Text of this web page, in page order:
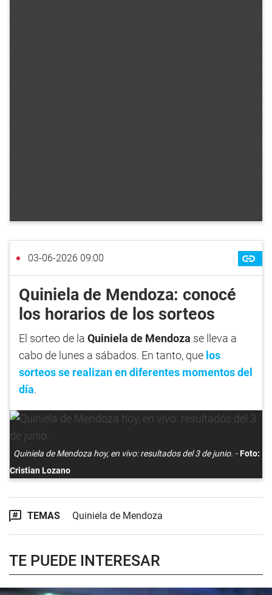
03-06-2026 09:00
Quiniela de Mendoza: conocé
los horarios de los sorteos
El sorteo de la Quiniela de Mendoza se lleva a
cabo de lunes a sábados. En tanto, que los
sorteos se realizan en diferentes momentos del
día.
Quiniela de Mendoza hoy, en vivo: resultados del 3 de junio.
Foto:
Cristian Lozano
TEMAS Quiniela de Mendoza
TE PUEDE INTERESAR